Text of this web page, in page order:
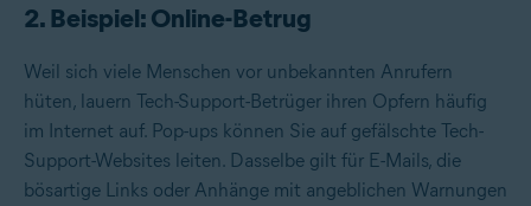
2. Beispiel: Online-Betrug
Weil sich viele Menschen vor unbekannten Anrufern
hüten, lauern Tech-Support-Betrüger ihren Opfern häufig
im Internet auf. Pop-ups können Sie auf gefälschte Tech-
Support-Websites leiten. Dasselbe gilt für E-Mails, die
bösartige Links oder Anhänge mit angeblichen Warnungen